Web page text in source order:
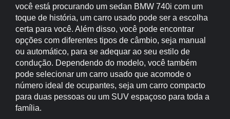
você está procurando um sedan BMW 740i com um
toque de história, um carro usado pode ser a escolha
certa para você. Além disso, você pode encontrar
opções com diferentes tipos de câmbio, seja manual
ou automático, para se adequar ao seu estilo de
condução. Dependendo do modelo, você também
pode selecionar um carro usado que acomode o
número ideal de ocupantes, seja um carro compacto
para duas pessoas ou um SUV espaçoso para toda a
família.